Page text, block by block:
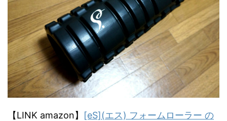
【LINK amazon】 [eS](エス) フォームローラー の